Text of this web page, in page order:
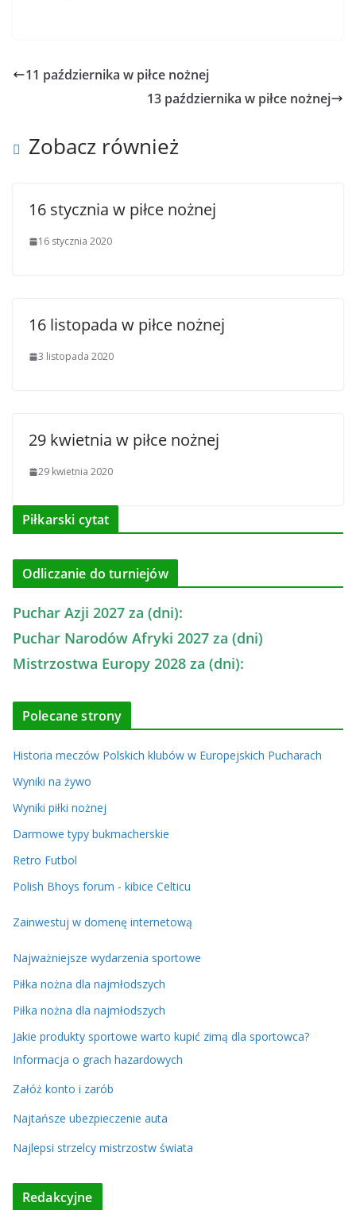
11 października w piłce nożnej
13 października w piłce nożnej
Zobacz również
16 stycznia w piłce nożnej
16 stycznia 2020
16 listopada w piłce nożnej
3 listopada 2020
29 kwietnia w piłce nożnej
29 kwietnia 2020
Piłkarski cytat
Odliczanie do turniejów
Puchar Azji 2027 za (dni):
Puchar Narodów Afryki 2027 za (dni)
Mistrzostwa Europy 2028 za (dni):
Polecane strony
Historia meczów Polskich klubów w Europejskich Pucharach
Wyniki na żywo
Wyniki piłki nożnej
Darmowe typy bukmacherskie
Retro Futbol
Polish Bhoys forum - kibice Celticu
Zainwestuj w domenę internetową
Najważniejsze wydarzenia sportowe
Piłka nożna dla najmłodszych
Piłka nożna dla najmłodszych
Jakie produkty sportowe warto kupić zimą dla sportowca?
Informacja o grach hazardowych
Załóż konto i zarób
Najtańsze ubezpieczenie auta
Najlepsi strzelcy mistrzostw świata
Redakcyjne